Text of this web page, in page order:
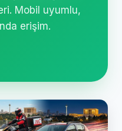
Mobil uyumlu,
erişim.